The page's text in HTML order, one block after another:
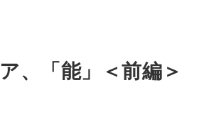
、「能」＜前編＞